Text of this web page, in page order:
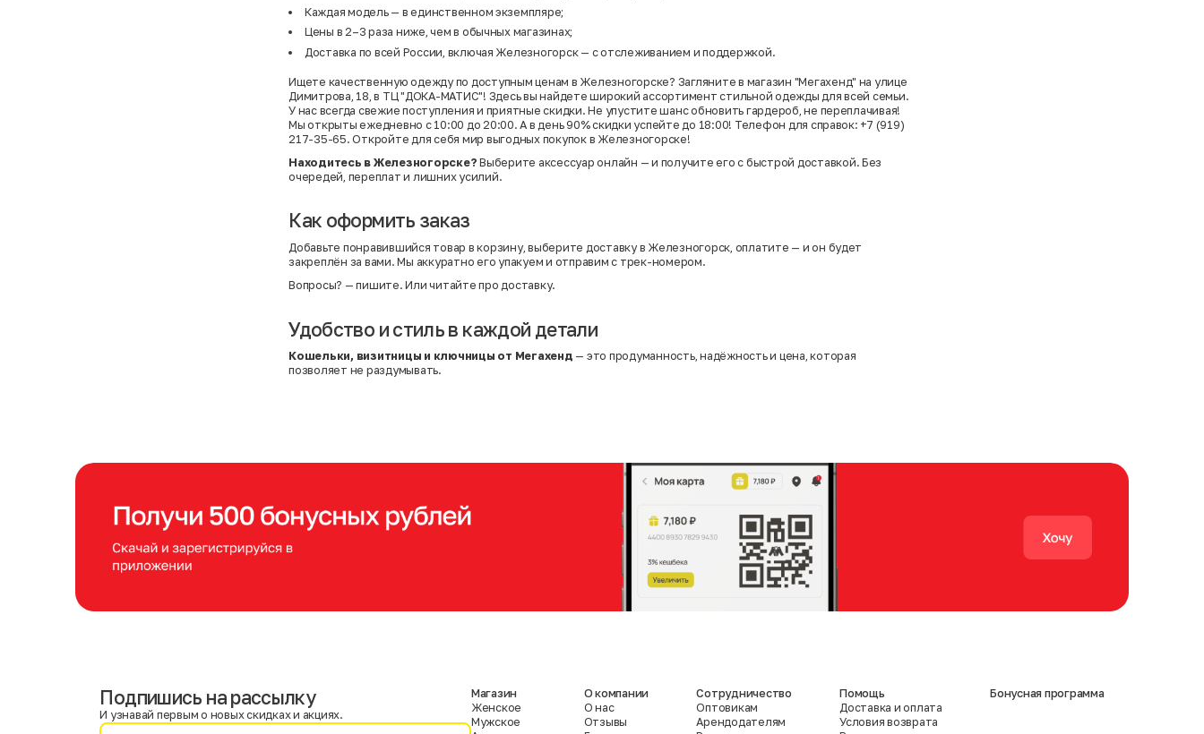
Каждая модель — в единственном экземпляре;
Цены в 2–3 раза ниже, чем в обычных магазинах;
Доставка по всей России, включая Железногорск — с отслеживанием и поддержкой.
Ищете качественную одежду по доступным ценам в Железногорске? Загляните в магазин "Мегахенд" на улице
Димитрова, 18, в ТЦ "ДОКА-МАТИС"! Здесь вы найдете широкий ассортимент стильной одежды для всей семьи.
У нас всегда свежие поступления и приятные скидки. Не упустите шанс обновить гардероб, не переплачивая!
Мы открыты ежедневно с 10:00 до 20:00. А в день 90% скидки успейте до 18:00! Телефон для справок: +7 (919)
217-35-65. Откройте для себя мир выгодных покупок в Железногорске!
Находитесь в Железногорске? Выберите аксессуар онлайн — и получите его с быстрой доставкой. Без
очередей, переплат и лишних усилий.
Как оформить заказ
Добавьте понравившийся товар в корзину, выберите доставку в Железногорск, оплатите — и он будет
закреплён за вами. Мы аккуратно его упакуем и отправим с трек-номером.
Вопросы? — пишите. Иличитайте про доставку.
Удобство и стиль в каждой детали
Кошельки, визитницы и ключницы от Мегахенд — это продуманность, надёжность и цена, которая
позволяет не раздумывать.
Фамилия
Подпишись на рассылку
И узнавай первым о новых скидках и акциях.
Магазин
Женское
Мужское
О компании
О нас
Отзывы
Сотрудничество
Оптовикам
Арендодателям
Помощь
Доставка и оплата
Условия возврата
Бонусная программа